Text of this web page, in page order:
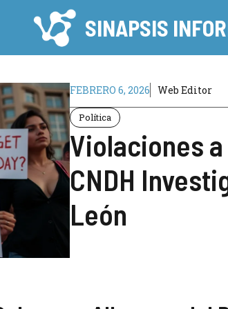
SINAPSIS
FEBRERO 6, 2026 Web Editor
Política
Violaciones
CNDH
León